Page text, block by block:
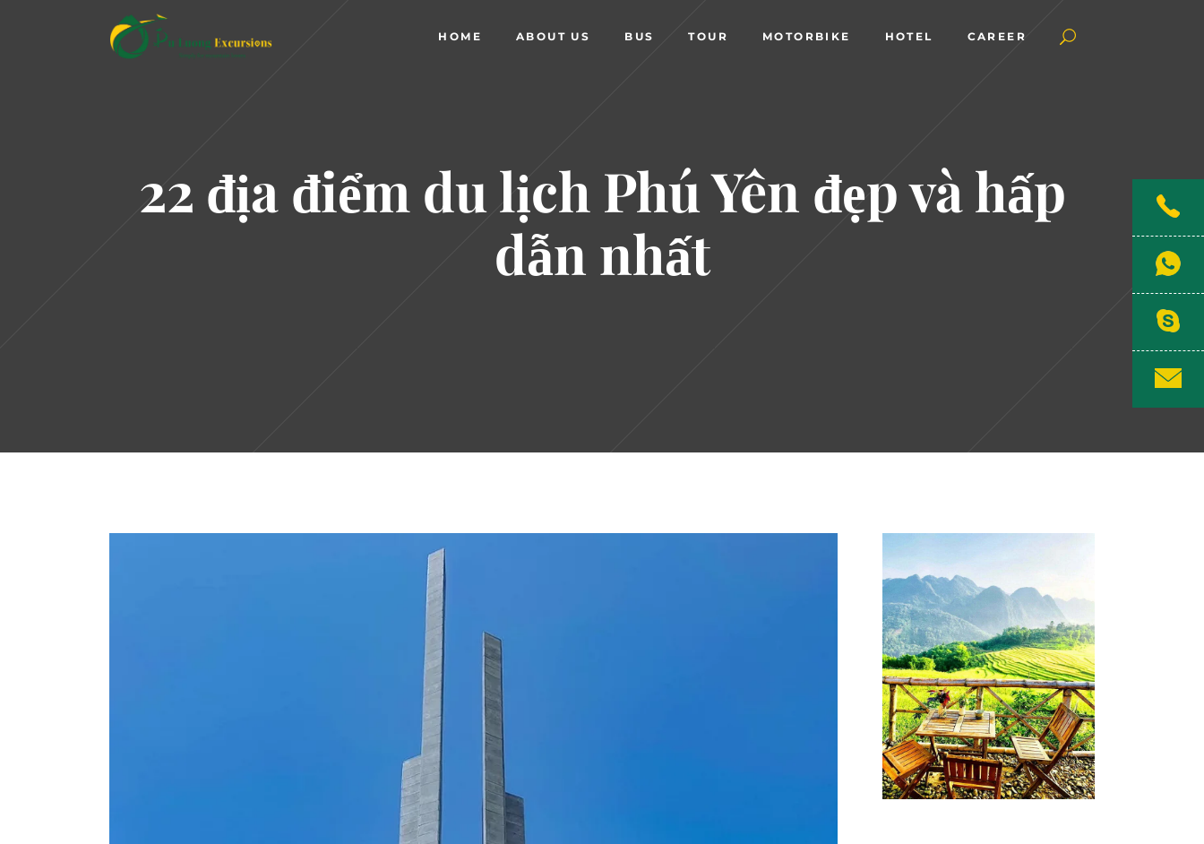
HOME ABOUT US BUS TOUR MOTORBIKE HOTEL CAREER
22 địa điểm du lịch Phú Yên đẹp và hấp
dẫn nhất